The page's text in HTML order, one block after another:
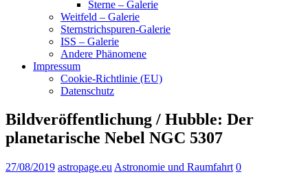
Sterne – Galerie
Weitfeld – Galerie
Sternstrichspuren-Galerie
ISS – Galerie
Andere Phänomene
Impressum
Cookie-Richtlinie (EU)
Datenschutz
Bildveröffentlichung / Hubble: Der
planetarische Nebel NGC 5307
27/08/2019 astropage.eu Astronomie und Raumfahrt 0